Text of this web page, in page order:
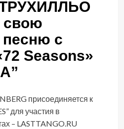
свою
с
Seasons»
”
присоединяется к
для участия в
– LASTTANGO.RU